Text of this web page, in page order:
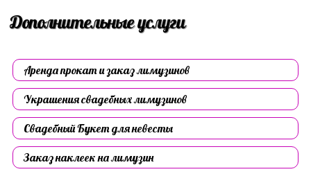
Дополнительные услуги
Аренда прокат и заказ лимузинов
Украшения свадебных лимузинов
Свадебный Букет для невесты
Заказ наклеек на лимузин